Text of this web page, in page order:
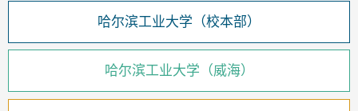
哈尔滨工业大学（校本部）
哈尔滨工业大学（威海）